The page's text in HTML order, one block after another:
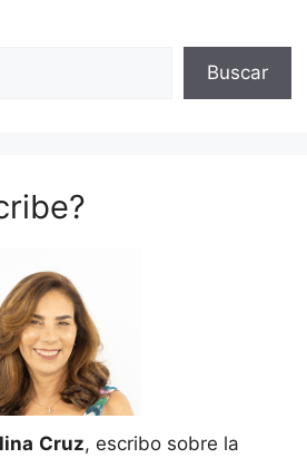
Buscar
Cruz, escribo sobre la